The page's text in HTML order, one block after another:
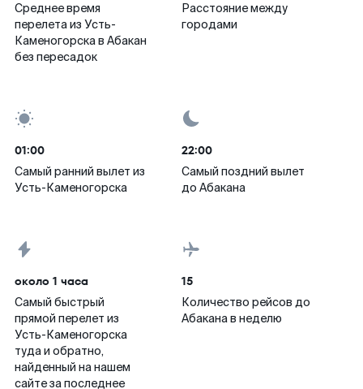
Среднее время
перелета из Усть-
Каменогорска в Абакан
без пересадок
Расстояние между
городами
01:00
Самый ранний вылет из
Усть-Каменогорска
22:00
Самый поздний вылет
до Абакана
около 1 часа
Самый быстрый
прямой перелет из
Усть-Каменогорска
туда и обратно,
найденный на нашем
сайте за последнее
15
Количество рейсов до
Абакана в неделю